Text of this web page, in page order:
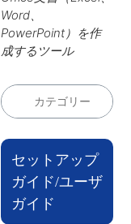
Word、
PowerPoint）を作
成するツール
セットアップ
ガイド/ユーザ
ガイド